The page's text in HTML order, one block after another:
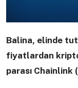
Balina, elinde
fiyatlardan
parası Chainlink